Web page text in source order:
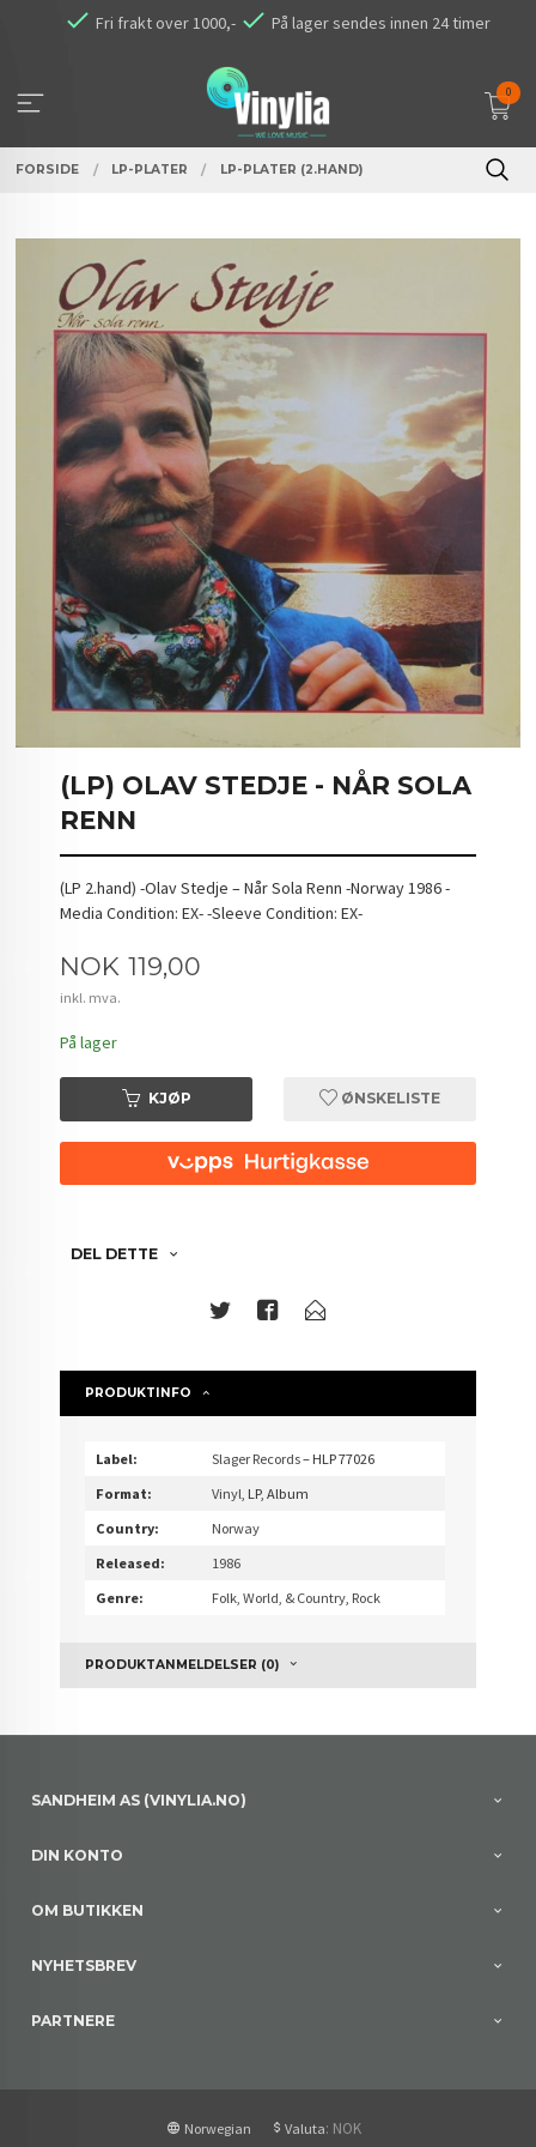
Fri frakt over 1000,- På lager sendes innen 24 timer
0
FORSIDE LP-PLATER LP-PLATER (2.HAND)
(LP) OLAV STEDJE - NÅR SOLA
RENN
(LP 2.hand) -Olav Stedje – Når Sola Renn -Norway 1986 -
Media Condition: EX- -Sleeve Condition: EX-
Pris
NOK 119,00
inkl. mva.
På lager
KJØP ØNSKELISTE
DEL DETTE
PRODUKTINFO
Label: Slager Records– HLP 77026
Format:
Vinyl , LP, Album
Country:
Norway
Released:
1986
Genre:
Folk, World, & Country Rock
PRODUKTANMELDELSER (0)
SANDHEIM AS (VINYLIA.NO)
DIN KONTO
OM BUTIKKEN
NYHETSBREV
PARTNERE
Norwegian Valuta: NOK